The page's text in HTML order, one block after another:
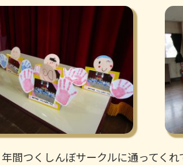
間つくしんぼサークルに通ってく